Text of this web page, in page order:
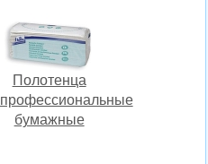
Полотенца
профессиональные
бумажные